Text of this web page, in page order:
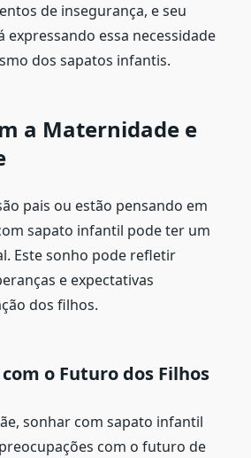
de insegurança, e seu
expressando essa necessidade
dos sapatos infantis.
a Maternidade e
pais ou estão pensando em
sapato infantil pode ter um
Este sonho pode refletir
e expectativas
dos filhos.
o Futuro dos Filhos
sonhar com sapato infantil
com o futuro de